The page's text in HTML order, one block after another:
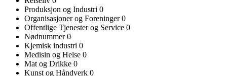
Produksjon og Industri 0
Organisasjoner og Foreninger0
Offentlige Tjenester og Service 0
Nødnummer0
Kjemisk industri 0
Medisin og Helse 0
Mat og Drikke 0
Kunst og Håndverk 0